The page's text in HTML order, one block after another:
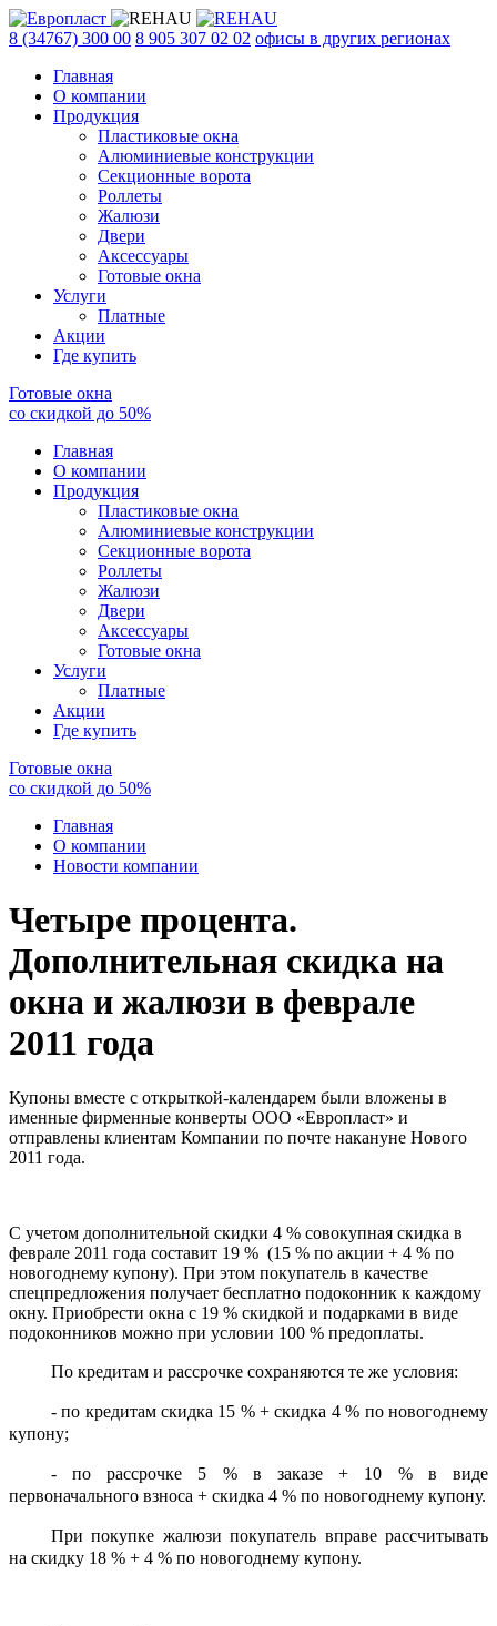
8 (34767) 300 00 8 905 307 02 02 офисы в других регионах
Главная
О компании
Продукция
Пластиковые окна
Алюминиевые конструкции
Секционные ворота
Роллеты
Жалюзи
Двери
Аксессуары
Готовые окна
Услуги
Платные
Акции
Где купить
Готовые окна
со скидкой до 50%
Главная
О компании
Продукция
Пластиковые окна
Алюминиевые конструкции
Секционные ворота
Роллеты
Жалюзи
Двери
Аксессуары
Готовые окна
Услуги
Платные
Акции
Где купить
Готовые окна
со скидкой до 50%
Главная
О компании
Новости компании
Четыре процента.
Дополнительная скидка на
окна и жалюзи в феврале
2011 года
Купоны вместе с открыткой-календарем были вложены в
именные фирменные конверты ООО «Европласт» и
отправлены клиентам Компании по почте накануне Нового
2011 года.
С учетом дополнительной скидки 4 % совокупная скидка в
феврале 2011 года составит 19 % (15 % по акции + 4 % по
новогоднему купону). При этом покупатель в качестве
спецпредложения получает бесплатно подоконник к каждому
окну. Приобрести окна с 19 % скидкой и подарками в виде
подоконников можно при условии 100 % предоплаты.
По кредитам и рассрочке сохраняются те же условия:
- по кредитам скидка 15 % + скидка 4 % по новогоднему
купону;
- по рассрочке 5 % в заказе + 10 % в виде
первоначального взноса + скидка 4 % по новогоднему купону.
При покупке жалюзи покупатель вправе рассчитывать
на скидку 18 % + 4 % по новогоднему купону.